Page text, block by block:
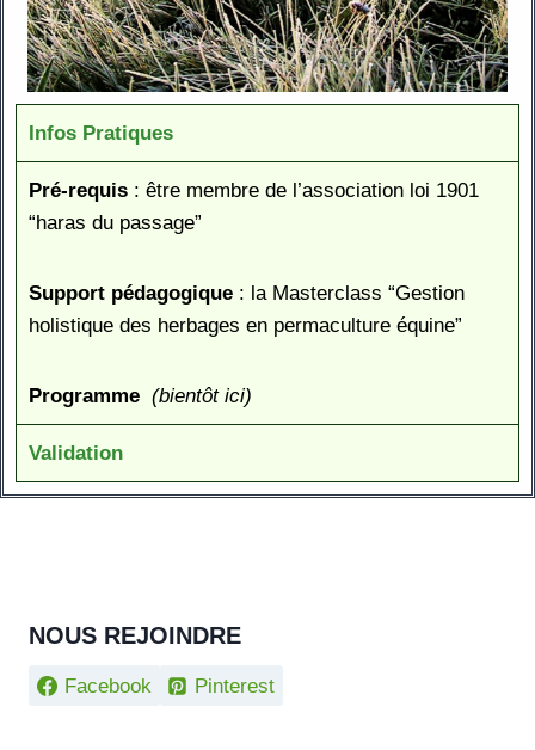
Infos Pratiques
Pré-requis : être membre de l’association loi 1901
“haras du passage”
Support pédagogique : la Masterclass “Gestion
holistique des herbages en permaculture équine”
Programme (bientôt ici)
Validation
NOUS REJOINDRE
Facebook Pinterest